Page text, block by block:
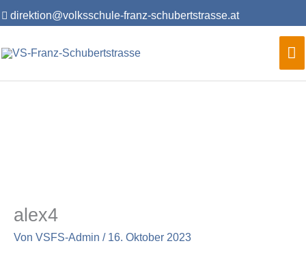
Inhalt
direktion@volksschule-franz-schubertstrasse.at
alex4
Von VSFS-Admin / 16. Oktober 2023